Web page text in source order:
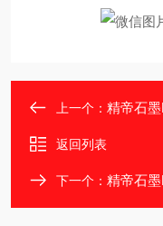
上一个： 精帝石
返回列表
下一个： 精帝石